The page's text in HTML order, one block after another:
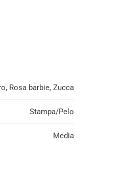
Rosa barbie, Zucca
Stampa/Pelo
Media